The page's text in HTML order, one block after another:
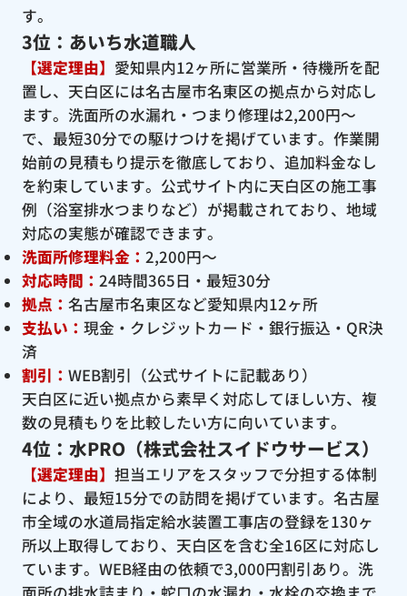
す。
3位：あいち水道職人
【選定理由】 愛知県内12ヶ所に営業所・待機所を配
置し、天白区には名古屋市名東区の拠点から対応し
ます。洗面所の水漏れ・つまり修理は2,200円〜
で、最短30分での駆けつけを掲げています。作業開
始前の見積もり提示を徹底しており、追加料金なし
を約束しています。公式サイト内に天白区の施工事
例（浴室排水つまりなど）が掲載されており、地域
対応の実態が確認できます。
洗面所修理料金： 2,200円〜
対応時間： 24時間365日・最短30分
拠点： 名古屋市名東区など愛知県内12ヶ所
支払い： 現金・クレジットカード・銀行振込・QR決
済
割引： WEB割引（公式サイトに記載あり）
天白区に近い拠点から素早く対応してほしい方、複
数の見積もりを比較したい方に向いています。
4位：水PRO（株式会社スイドウサービス）
【選定理由】 担当エリアをスタッフで分担する体制
により、最短15分での訪問を掲げています。名古屋
市全域の水道局指定給水装置工事店の登録を130ヶ
所以上取得しており、天白区を含む全16区に対応し
ています。WEB経由の依頼で3,000円割引あり。洗